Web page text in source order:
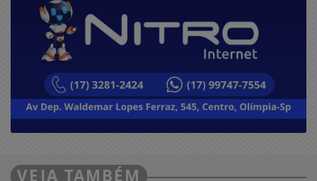
VEJA TAMBÉM